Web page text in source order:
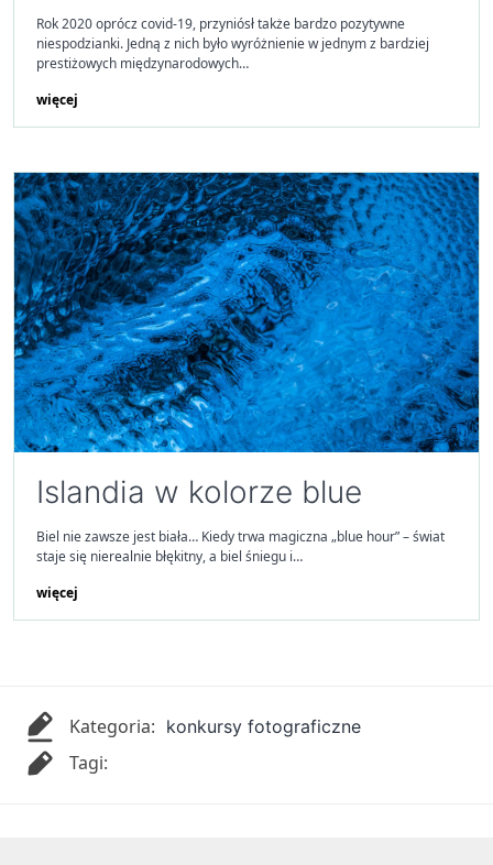
Rok 2020 oprócz covid-19, przyniósł także bardzo pozytywne
niespodzianki. Jedną z nich było wyróżnienie w jednym z bardziej
prestiżowych międzynarodowych…
więcej
Islandia w kolorze blue
Biel nie zawsze jest biała… Kiedy trwa magiczna „blue hour” – świat
staje się nierealnie błękitny, a biel śniegu i…
więcej
Kategoria: konkursy fotograficzne
Tagi: